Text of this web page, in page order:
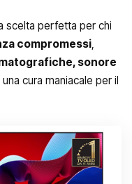
scelta perfetta per chi
compromessi
sonore
una cura maniacale per il